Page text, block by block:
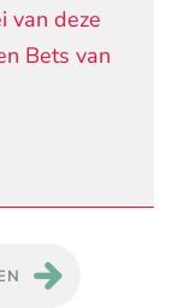
van deze
Bets van